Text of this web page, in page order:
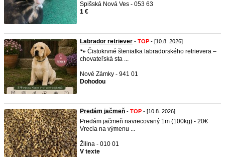
Spišská Nová Ves - 053 63
1 €
Labrador retriever - TOP - [10.8. 2026]
🐾 Čistokrvné šteniatka labradorského retrievera –
chovateľská sta ...
Nové Zámky - 941 01
Dohodou
Predám jačmeň - TOP - [10.8. 2026]
Predám jačmeň navrecovaný 1m (100kg) - 20€
Vrecia na výmenu ...
Žilina - 010 01
V texte